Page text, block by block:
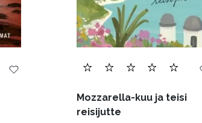
Mozzarella-kuu ja teisi
reisijutte